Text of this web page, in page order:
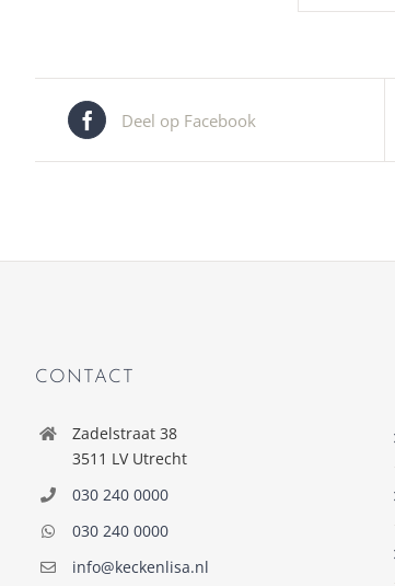
Deel op Facebook
CONTACT
Zadelstraat 38
3511 LV Utrecht
030 240 0000
030 240 0000
info@keckenlisa.nl